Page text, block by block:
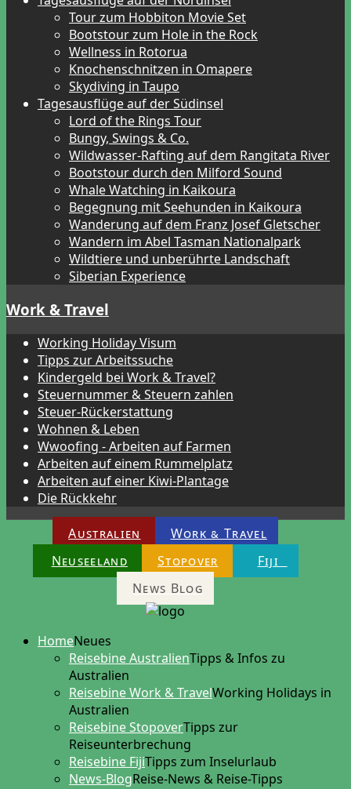
Tour zum Hobbiton Movie Set
Bootstour zum Hole in the Rock
Wellness in Rotorua
Knochenschnitzen in Omapere
Skydiving in Taupo
Tagesausflüge auf der Südinsel
Lord of the Rings Tour
Bungy, Swings & Co.
Wildwasser-Rafting auf dem Rangitata River
Bootstour durch den Milford Sound
Whale Watching in Kaikoura
Begegnung mit Seehunden in Kaikoura
Wanderung auf dem Franz Josef Gletscher
Wandern im Abel Tasman Nationalpark
Wildtiere und unberührte Landschaft
Siberian Experience
Work & Travel
Working Holiday Visum
Tipps zur Arbeitssuche
Kindergeld bei Work & Travel?
Steuernummer & Steuern zahlen
Steuer-Rückerstattung
Wohnen & Leben
Wwoofing - Arbeiten auf Farmen
Arbeiten auf einem Rummelplatz
Arbeiten auf einer Kiwi-Plantage
Die Rückkehr
Australien
Work & Travel
Neuseeland
Stopover
Fiji
News Blog
HomeNeues
Reisebine AustralienTipps & Infos zu
Australien
Reisebine Work & TravelWorking Holidays in
Australien
Reisebine StopoverTipps zur
Reiseunterbrechung
Reisebine FijiTipps zum Inselurlaub
News-BlogReise-News & Reise-Tipps